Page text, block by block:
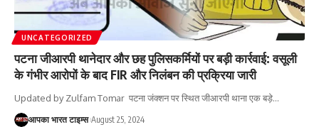
UNCATEGORIZED
पटना जीआरपी थानेदार और छह पुलिसकर्मियों पर बड़ी कार्रवाई: वसूली
के गंभीर आरोपों के बाद FIR और निलंबन की प्रक्रिया जारी
Updated by Zulfam Tomar पटना जंक्शन पर स्थित जीआरपी थाना एक बड़े…
आपका भारत टाइम्स August 25, 2024